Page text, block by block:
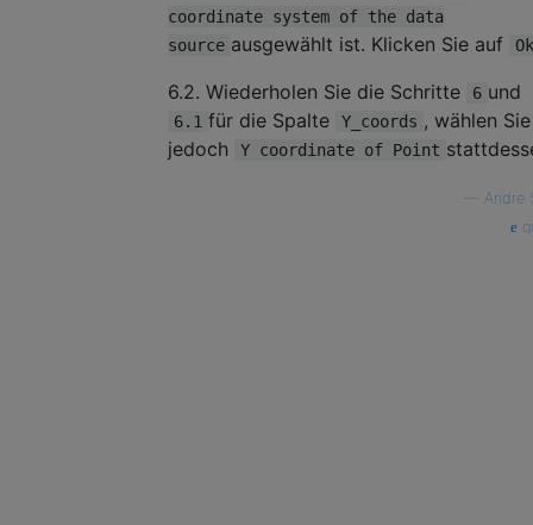
coordinate system of the data
source ausgewählt ist. Klicken Sie auf Ok
6.2. Wiederholen Sie die Schritte 6 und
6.1 für die Spalte Y_coords , wählen Sie
jedoch
Y coordinate of Point
Andre